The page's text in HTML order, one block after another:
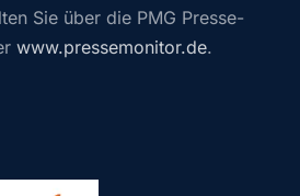
Sie über die PMG Presse-
www.pressemonitor.de.